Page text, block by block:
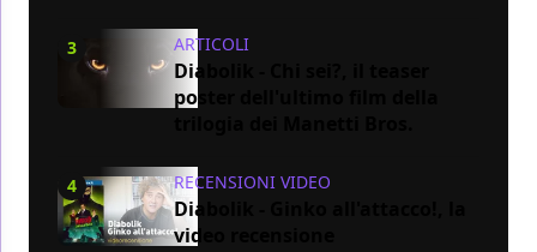
3 ARTICOLI
Diabolik - Chi sei?, il teaser
poster dell'ultimo film della
4 RECENSIONI VIDEO
Diabolik - Ginko all'attacco!, la
video recensione